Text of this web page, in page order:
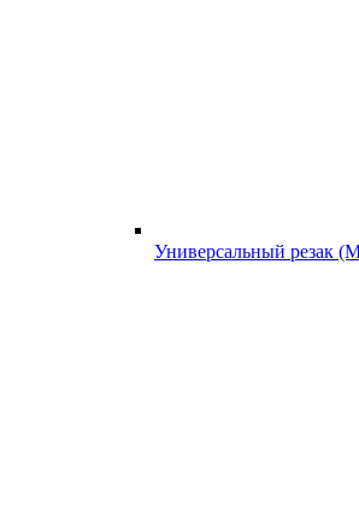
Универсальный резак